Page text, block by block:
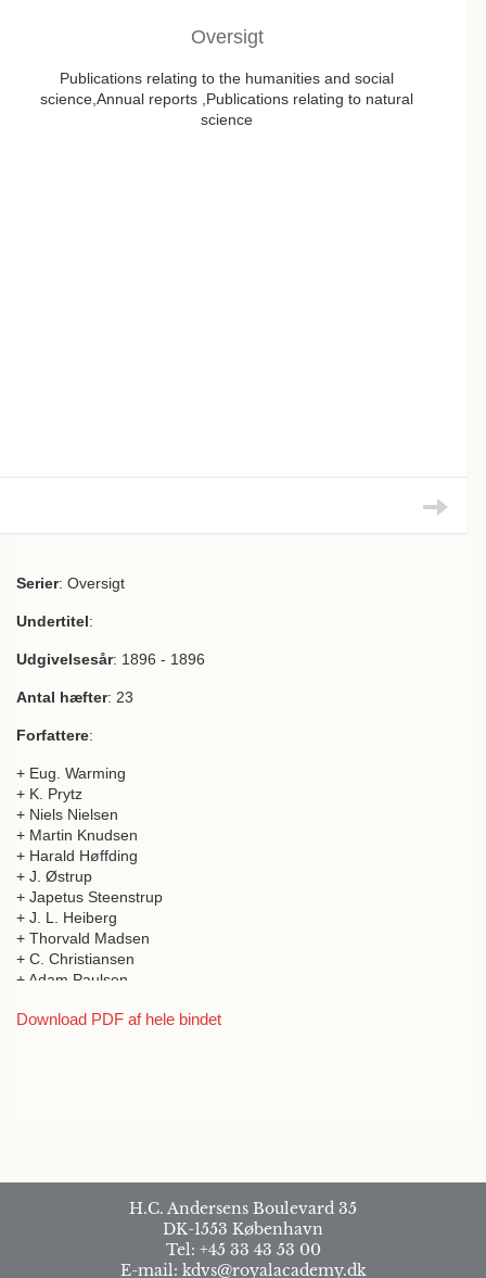
Oversigt
Publications relating to the humanities and social
science,Annual reports ,Publications relating to natural
science
Serier: Oversigt
Undertitel:
Udgivelsesår: 1896 - 1896
Antal hæfter: 23
Forfattere:
+ Eug. Warming
+ K. Prytz
+ Niels Nielsen
+ Martin Knudsen
+ Harald Høffding
+ J. Østrup
+ Japetus Steenstrup
+ J. L. Heiberg
+ Thorvald Madsen
+ C. Christiansen
+ Adam Paulsen
+ Carl Jul. Salomonsen
+ J.A. Fridericia
+ Johannes C.H.R. Steenstrup
Download PDF af hele bindet
H.C. Andersens Boulevard 35
DK-1553 København
Tel: +45 33 43 53 00
E-mail: kdvs@royalacademy.dk